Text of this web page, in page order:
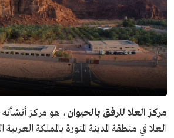
مركز العلا للرفق بالحيوان، هو مركز أنشأته